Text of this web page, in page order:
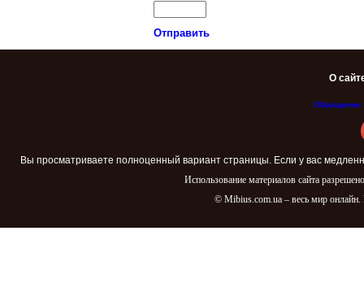
Отправить
О
Обращение
Вы просматриваете полноценный вариант страницы. Если у вас
Использование материалов сайта
© Mibius.com.ua – весь мир онлайн.